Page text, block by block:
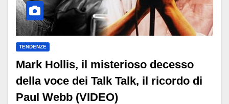
TENDENZE
Mark Hollis, il misterioso decesso
della voce dei Talk Talk, il ricordo di
Paul Webb (VIDEO)